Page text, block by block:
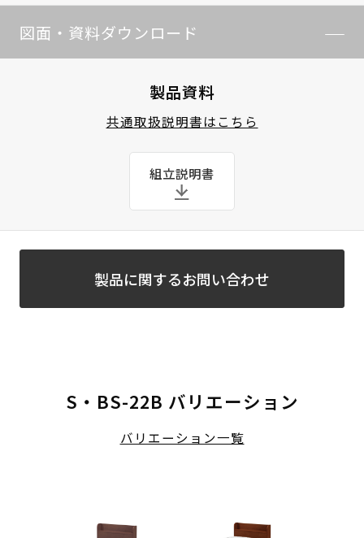
図面・資料ダウンロード
製品資料
共通取扱説明書はこちら
組立説明書
製品に関するお問い合わせ
S・BS-22B バリエーション
バリエーション一覧